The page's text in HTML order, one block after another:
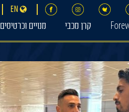
EN
קרן מכבי מנויים וכרטיסים